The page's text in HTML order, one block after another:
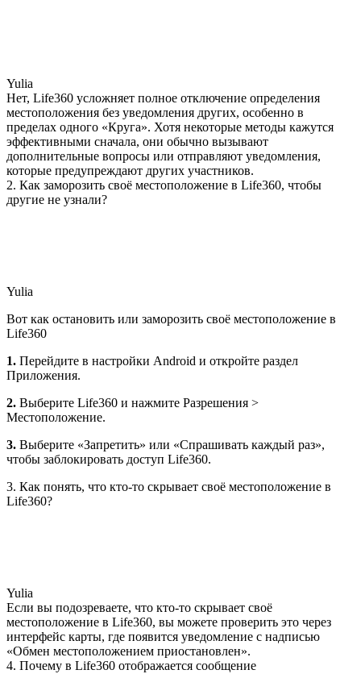
Yulia
Нет, Life360 усложняет полное отключение определения
местоположения без уведомления других, особенно в
пределах одного «Круга». Хотя некоторые методы кажутся
эффективными сначала, они обычно вызывают
дополнительные вопросы или отправляют уведомления,
которые предупреждают других участников.
2. Как заморозить своё местоположение в Life360, чтобы
другие не узнали?
Yulia
Вот как остановить или заморозить своё местоположение в
Life360
1. Перейдите в настройки Android и откройте раздел
Приложения.
2. Выберите Life360 и нажмите Разрешения >
Местоположение.
3. Выберите «Запретить» или «Спрашивать каждый раз»,
чтобы заблокировать доступ Life360.
3. Как понять, что кто-то скрывает своё местоположение в
Life360?
Yulia
Если вы подозреваете, что кто-то скрывает своё
местоположение в Life360, вы можете проверить это через
интерфейс карты, где появится уведомление с надписью
«Обмен местоположением приостановлен».
4. Почему в Life360 отображается сообщение